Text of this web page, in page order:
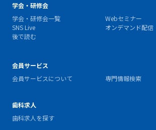
学会・研修会
学会・研修会一覧
Webセミナー
SNS Live
オンデマンド配信
後で読む
会員サービス
会員サービスについて
専門情報検索
歯科求人
歯科求人を探す